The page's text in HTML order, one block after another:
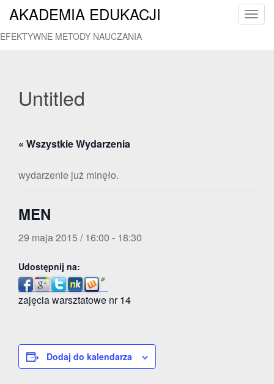
T
AKADEMIA EDUKACJI
EFEKTYWNE METODY NAUCZANIA
Untitled
« Wszystkie Wydarzenia
wydarzenie już minęło.
MEN
29 maja 2015 / 16:00 - 18:30
Udostępnij na:
zajęcia warsztatowe nr 14
Dodaj do kalendarza